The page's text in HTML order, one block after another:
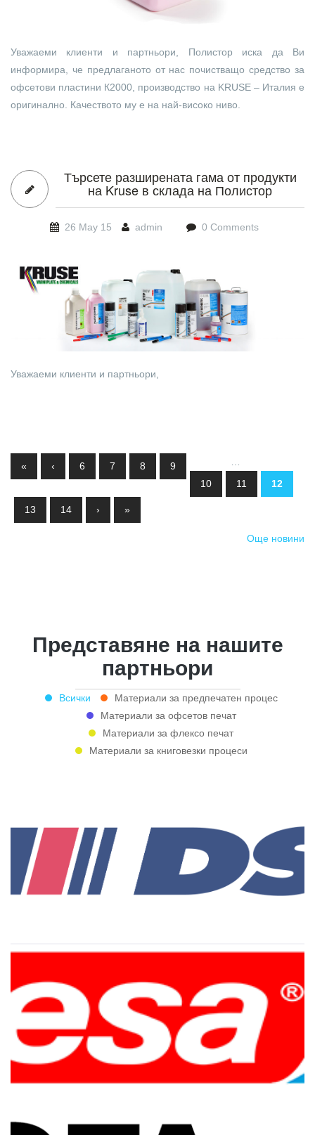
Уважаеми клиенти и партньори, Полистор иска да Ви
информира, че предлаганото от нас почистващо средство за
офсетови пластини К2000, производство на KRUSE – Италия е
оригинално. Качеството му е на най-високо ниво.
Търсете разширената гама от продукти
на Kruse в склада на Полистор
26 May 15 admin 0 Comments
Kruse-products.jpg
Уважаеми клиенти и партньори,
Pages
« ‹ 6 7 8
9
10
11 12
13 14 › »
Още новини
Представяне на нашите
партньори
Всички
Материали за предпечатен процес
Материали за офсетов печат
Материали за флексо печат
Материали за книговезки процеси